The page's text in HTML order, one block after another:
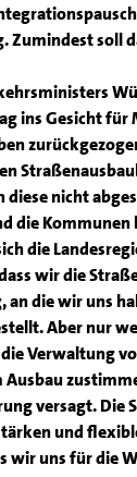
Zumindest soll
ins Gesicht
nicht
die
die
wir die
an die wir uns
Aber nur
Verwaltung
versagt.
und
wir uns für die